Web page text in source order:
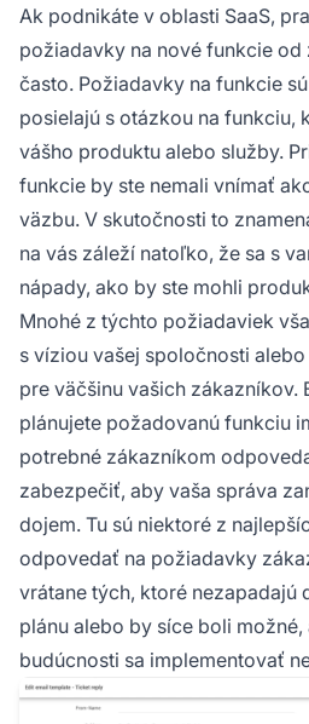
Ak podnikáte v oblasti SaaS,
požiadavky na nové funkcie
často. Požiadavky na funkcie
posielajú s otázkou na funkciu,
vášho produktu alebo služby.
funkcie by ste nemali vnímať
väzbu. V skutočnosti to
na vás záleží natoľko, že sa s
nápady, ako by ste mohli
Mnohé z týchto požiadaviek
s víziou vašej spoločnosti
pre väčšinu vašich zákazníkov.
plánujete požadovanú funkciu
potrebné zákazníkom
zabezpečiť, aby vaša správa
dojem. Tu sú niektoré z
odpovedať na požiadavky
vrátane tých, ktoré nezapadajú
plánu alebo by síce boli možné,
budúcnosti sa implementovať